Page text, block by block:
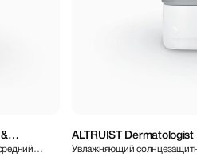
ALTRUIST
SPF30, 50ml
Увлажняющий